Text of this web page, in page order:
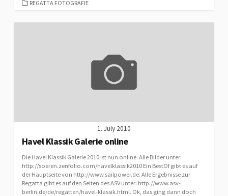
CATEGORIES
REGATTA FOTOGRAFIE
1. July 2010
Havel Klassik Galerie online
Die Havel Klassik Galerie 2010 ist nun online. Alle Bilder unter:
http://soeren.zenfolio.com/havelklassik2010 Ein BestOf gibt es auf
der Hauptseite von http://www.sailpower.de. Alle Ergebnisse zur
Regatta gibt es auf den Seiten des ASV unter: http://www.asv-
berlin.de/de/regatten/havel-klassik.html. Ok, das ging dann doch